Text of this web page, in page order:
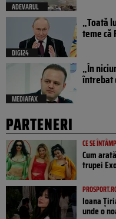
ADEVARUL
DIGI24
„Toată
teme că
MEDIAFAX
„În
întrebat
PARTENERI
CE SE
Cum
trupei
Ioana
unde o